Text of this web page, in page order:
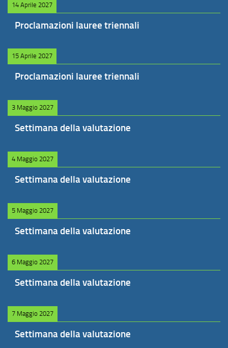
14 Aprile 2027
Proclamazioni lauree triennali
15 Aprile 2027
Proclamazioni lauree triennali
3 Maggio 2027
Settimana della valutazione
4 Maggio 2027
Settimana della valutazione
5 Maggio 2027
Settimana della valutazione
6 Maggio 2027
Settimana della valutazione
7 Maggio 2027
Settimana della valutazione